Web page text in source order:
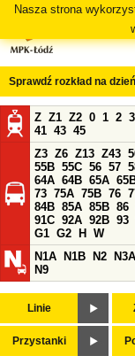
Nasza strona
Sprawdź rozkład na
Z Z1 Z2 0 1 2 3
41 43 45
Z3 Z6 Z13 Z43
55B 55C 56 57
64A 64B 65A
73 75A 75B 76
84B 85A 85B 86
91C 92A 92B 93
G1 G2 H
W
N1A
N1B N2 N3A
N9
Linie
Przystanki